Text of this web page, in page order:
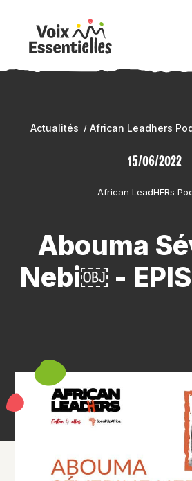
Actualités African Leadhers
15/06/2022
African LeadHERs
Abouma
Nebi￼ -